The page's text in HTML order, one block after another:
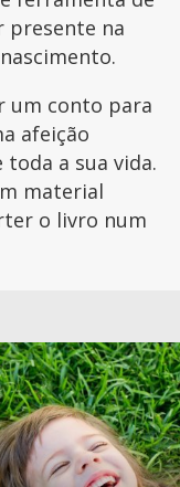
presente na
um conto para
afeição
a sua vida.
material
o livro num